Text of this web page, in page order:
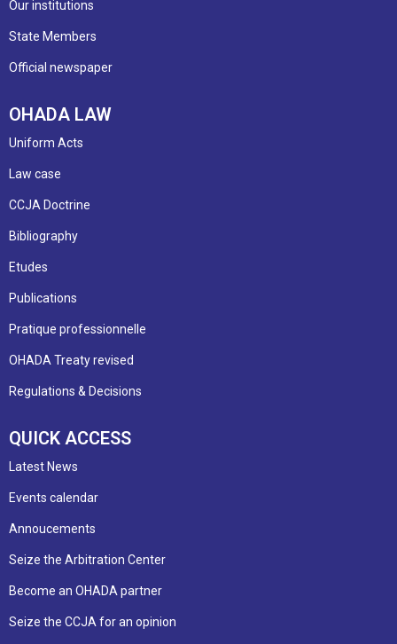
Our institutions
State Members
Official newspaper
OHADA LAW
Uniform Acts
Law case
CCJA Doctrine
Bibliography
Etudes
Publications
Pratique professionnelle
OHADA Treaty revised
Regulations & Decisions
QUICK ACCESS
Latest News
Events calendar
Annoucements
Seize the Arbitration Center
Become an OHADA partner
Seize the CCJA for an opinion